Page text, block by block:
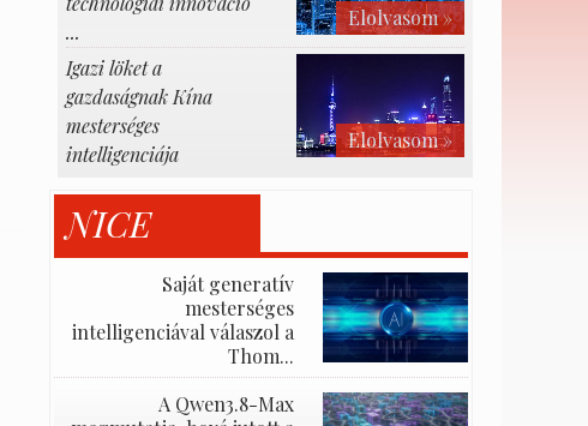
Elolvasom »
...
Elolvasom »
Igazi löket a
gazdaságnak Kína
mesterséges
intelligenciája
NICE
Saját generatív
mesterséges
intelligenciával válaszol a
Thom...
A Qwen3.8-Max